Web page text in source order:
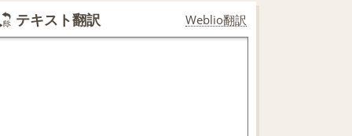
テキスト翻訳 Weblio翻訳